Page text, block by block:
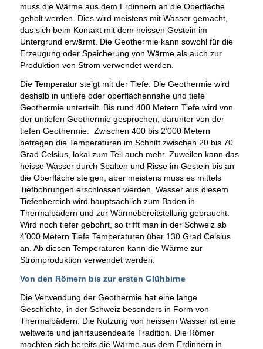
muss die Wärme aus dem Erdinnern an die Oberfläche
geholt werden. Dies wird meistens mit Wasser gemacht,
das sich beim Kontakt mit dem heissen Gestein im
Untergrund erwärmt. Die Geothermie kann sowohl für die
Erzeugung oder Speicherung von Wärme als auch zur
Produktion von Strom verwendet werden.
Die Temperatur steigt mit der Tiefe. Die Geothermie wird
deshalb in untiefe oder oberflächennahe und tiefe
Geothermie unterteilt. Bis rund 400 Metern Tiefe wird von
der untiefen Geothermie gesprochen, darunter von der
tiefen Geothermie. Zwischen 400 bis 2’000 Metern
betragen die Temperaturen im Schnitt zwischen 20 bis 70
Grad Celsius, lokal zum Teil auch mehr. Zuweilen kann das
heisse Wasser durch Spalten und Risse im Gestein bis an
die Oberfläche steigen, aber meistens muss es mittels
Tiefbohrungen erschlossen werden. Wasser aus diesem
Tiefenbereich wird hauptsächlich zum Baden in
Thermalbädern und zur Wärmebereitstellung gebraucht.
Wird noch tiefer gebohrt, so trifft man in der Schweiz ab
4’000 Metern Tiefe Temperaturen über 130 Grad Celsius
an. Ab diesen Temperaturen kann die Wärme zur
Stromproduktion verwendet werden.
Von den Römern bis zur ersten Glühbirne
Die Verwendung der Geothermie hat eine lange
Geschichte, in der Schweiz besonders in Form von
Thermalbädern. Die Nutzung von heissem Wasser ist eine
weltweite und jahrtausendealte Tradition. Die Römer
machten sich bereits die Wärme aus dem Erdinnern in